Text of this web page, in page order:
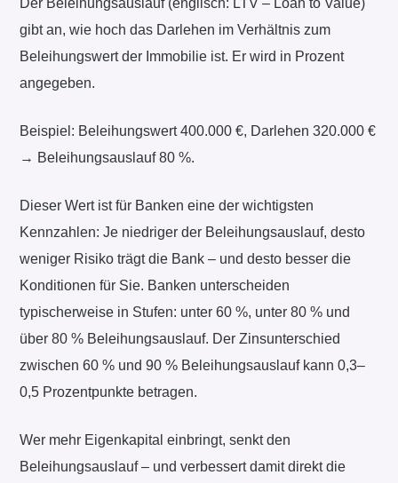
Der Beleihungsauslauf (englisch: LTV – Loan to Value)
gibt an, wie hoch das Darlehen im Verhältnis zum
Beleihungswert der Immobilie ist. Er wird in Prozent
angegeben.
Beispiel: Beleihungswert 400.000 €, Darlehen 320.000 €
→ Beleihungsauslauf 80 %.
Dieser Wert ist für Banken eine der wichtigsten
Kennzahlen: Je niedriger der Beleihungsauslauf, desto
weniger Risiko trägt die Bank – und desto besser die
Konditionen für Sie. Banken unterscheiden
typischerweise in Stufen: unter 60 %, unter 80 % und
über 80 % Beleihungsauslauf. Der Zinsunterschied
zwischen 60 % und 90 % Beleihungsauslauf kann 0,3–
0,5 Prozentpunkte betragen.
Wer mehr Eigenkapital einbringt, senkt den
Beleihungsauslauf – und verbessert damit direkt die